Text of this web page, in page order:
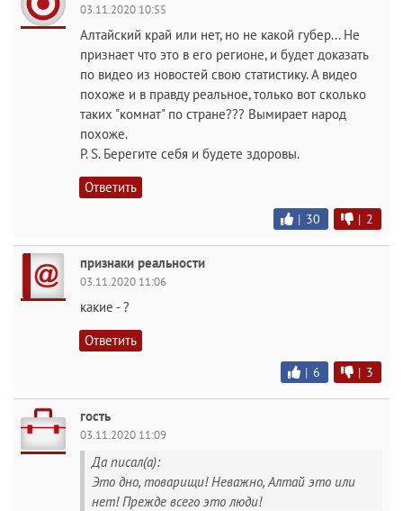
03.11.2020 10:55
Алтайский край или нет, но не какой губер... Не
признает что это в его регионе, и будет доказать
по видео из новостей свою статистику. А видео
похоже и в правду реальное, только вот сколько
таких "комнат" по стране??? Вымирает народ
похоже.
P. S. Берегите себя и будете здоровы.
Ответить
| 30 | 2
признаки реальности
03.11.2020 11:06
какие - ?
Ответить
| 6 | 3
гость
03.11.2020 11:09
Да писал(а):
Это дно, товарищи! Неважно, Алтай это или
нет! Прежде всего это люди!